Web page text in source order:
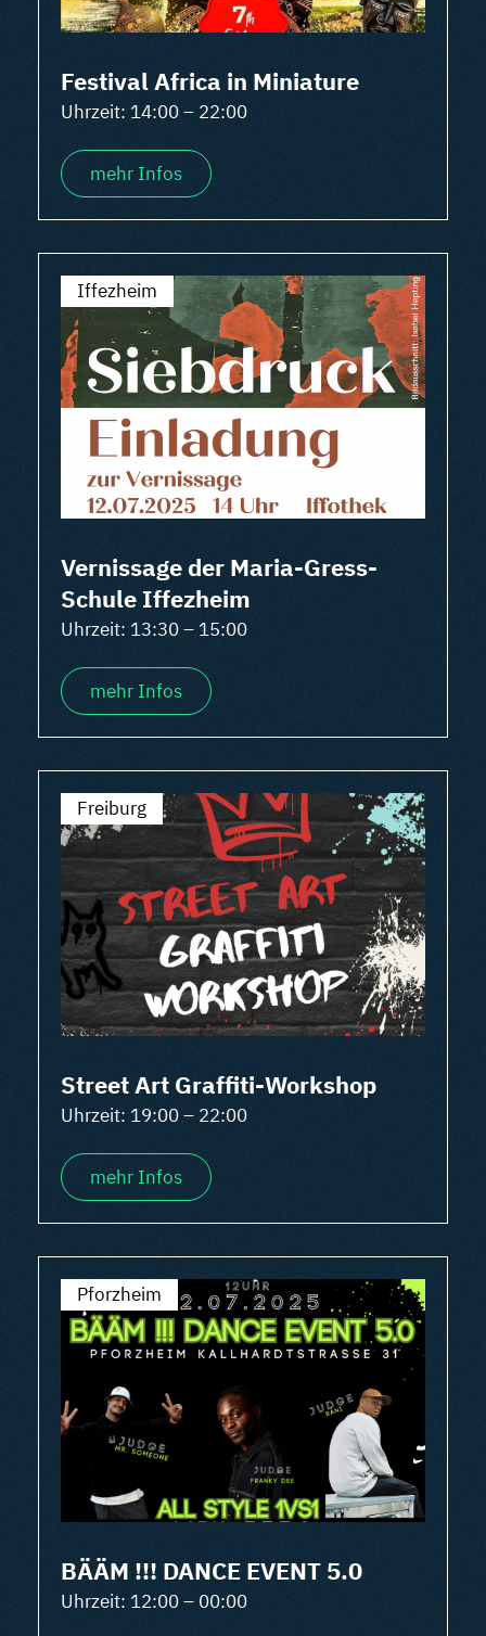
Festival Africa in Miniature
Uhrzeit: 14:00 – 22:00
mehr Infos
Iffezheim
Vernissage der Maria-Gress-
Schule Iffezheim
Uhrzeit: 13:30 – 15:00
mehr Infos
Freiburg
Street Art Graffiti-Workshop
Uhrzeit: 19:00 – 22:00
mehr Infos
Pforzheim
BÄÄM !!! DANCE EVENT 5.0
Uhrzeit: 12:00 – 00:00